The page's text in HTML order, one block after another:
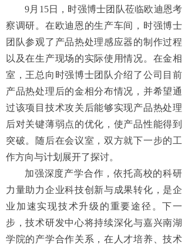
9月15日，时强博士团队莅临欧迪恩考
察调研。在欧迪恩的生产车间，时强博士
团队参观了产品热处理感应器的制作过程
以及在生产现场的实际使用情况。在金相
室，王总向时强博士团队介绍了公司目前
产品热处理后的金相分布情况，并希望通
过该项目技术攻关后能够实现产品热处理
后对关键薄弱点的优化，使产品性能得到
突破。随后在会议室，双方就下一步的工
作方向与计划展开了探讨。
加强深度产学合作，依托高校的科研
力量助力企业科技创新与成果转化，是企
业加速实现技术升级的重要途径。下一
步，技术研发中心将持续深化与嘉兴南湖
学院的产学合作关系，在人才培养、技术